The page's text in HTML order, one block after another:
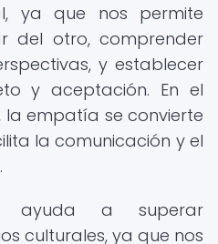
ya que nos permite
del otro, comprender
y establecer
y aceptación. En el
la empatía se convierte
la comunicación y el
ayuda a superar
culturales, ya que nos